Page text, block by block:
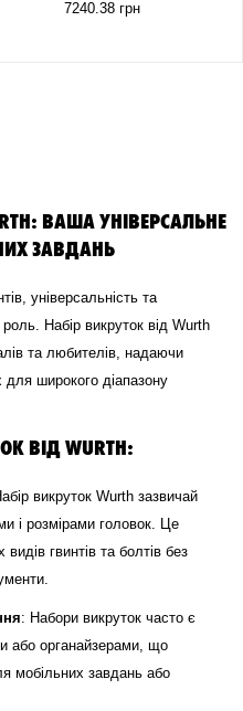
7240.38 грн
ВАША УНІВЕРСАЛЬНЕ
ЗАВДАНЬ
універсальність та
роль. Набір викруток від Wurth
та любителів, надаючи
для широкого діапазону
ВІД WURTH:
викруток Wurth зазвичай
і розмірами головок. Це
гвинтів та болтів без
: Набори викруток часто є
або органайзерами, що
мобільних завдань або